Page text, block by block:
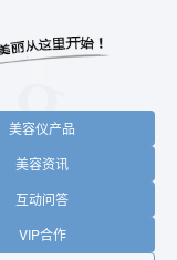
美容仪产品
美容资讯
互动问答
VIP合作